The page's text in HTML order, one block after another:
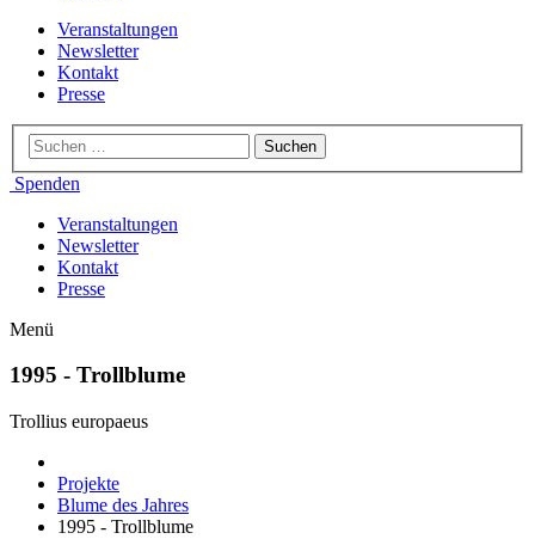
Veranstaltungen
Newsletter
Kontakt
Presse
Spenden
Veranstaltungen
Newsletter
Kontakt
Presse
Menü
1995 - Trollblume
Trollius europaeus
Projekte
Blume des Jahres
1995 - Trollblume